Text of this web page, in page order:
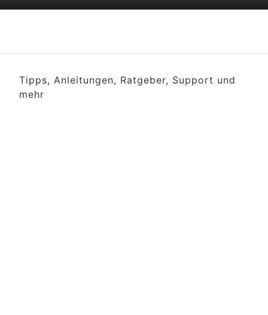
Tipps, Anleitungen, Ratgeber, Support und
mehr